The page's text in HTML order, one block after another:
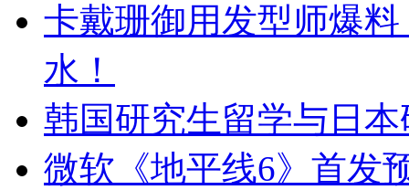
卡戴珊御用发型师爆
水！
韩国研究生留学与日
微软《地平线6》首发